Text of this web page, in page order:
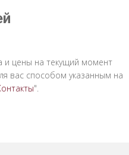
и цены на текущий момент
вас способом указанным на
".